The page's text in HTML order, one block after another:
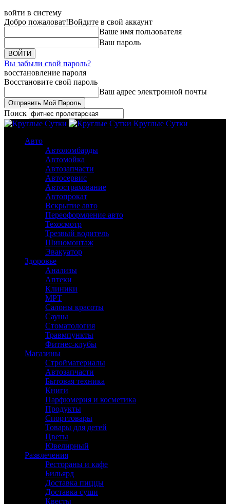
войти в систему
Добро пожаловат!Войдите в свой аккаунт
Ваше имя пользователя
Ваш пароль
Вы забыли свой пароль?
восстановление пароля
Восстановите свой пароль
Ваш адрес электронной почты
Поиск
Круглые Сутки
Авто
Автоломбарды
Автомойка
Автозапчасти
Автосервис
Автострахование
Автопрокат
Вскрытие авто
Переоформление авто
Техосмотр
Трезвый водитель
Шиномонтаж
Эвакуатор
Здоровье
Анализы
Аптеки
Клиники
МРТ
Салоны красоты
Сауны
Стоматология
Травмпункты
Фитнес-клубы
Магазины
Стройматериалы
Автозапчасти
Бытовая техника
Книги
Парфюмерия и косметика
Продукты
Спорттовары
Товары для детей
Цветы
Ювелирный
Развлечения
Рестораны и кафе
Бильярд
Доставка пиццы
Доставка суши
Квесты